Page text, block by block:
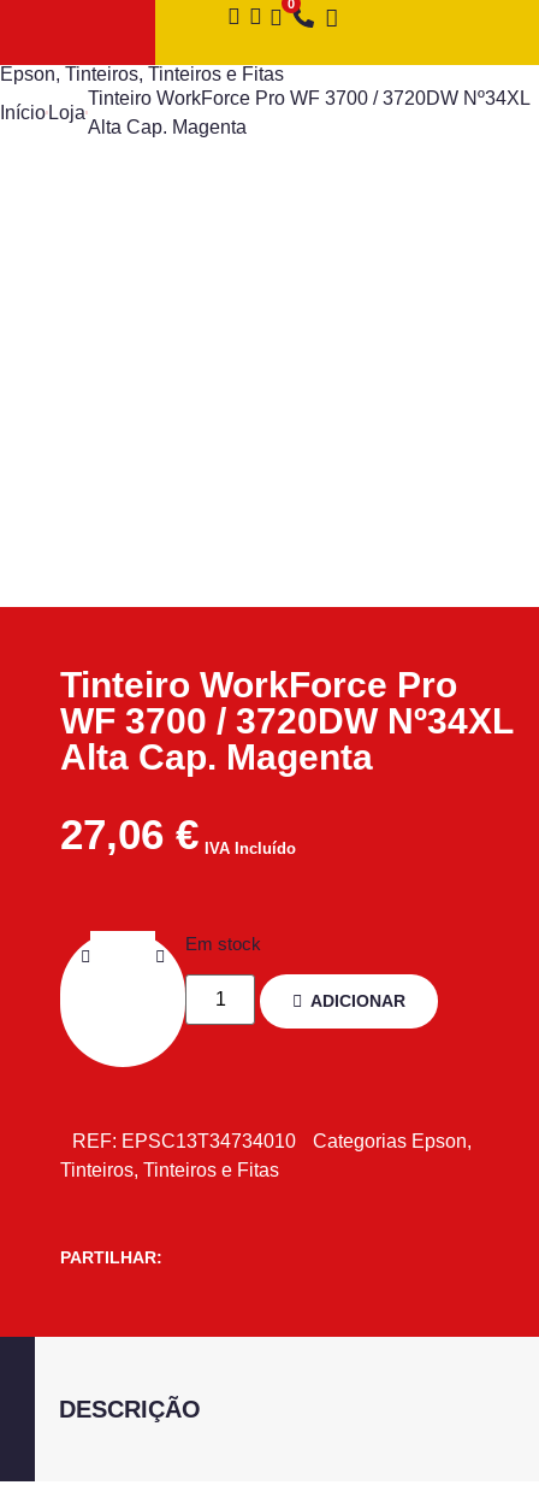
Epson, Tinteiros, Tinteiros e Fitas
Início Loja
Tinteiro WorkForce Pro WF 3700 / 3720DW Nº34XL
Alta Cap. Magenta
Tinteiro WorkForce Pro
WF 3700 / 3720DW Nº34XL
Alta Cap. Magenta
27,06 € IVA Incluído
Em stock
ADICIONAR
REF: EPSC13T34734010 Categorias Epson,
Tinteiros, Tinteiros e Fitas
PARTILHAR:
DESCRIÇÃO